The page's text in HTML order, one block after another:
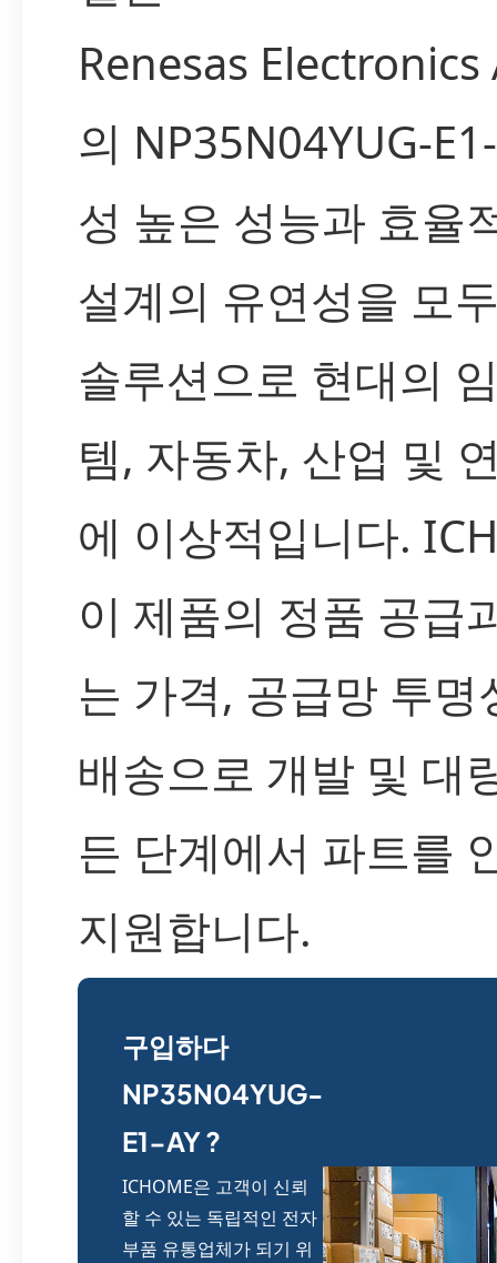
Renesas
의 NP35N04YUG-
성 높은 성능과 효율
설계의 유연성을 모
솔루션으로 현대의
템, 자동차, 산업 및
에 이상적입니다.
이 제품의 정품 공급
는 가격, 공급망 투명
배송으로 개발 및 대
든 단계에서 파트를
지원합니다.
구입하다
NP35N04YUG-
E1-AY ?
ICHOME은 고객이 신뢰
할 수 있는 독립적인 전자
부품 유통업체가 되기 위